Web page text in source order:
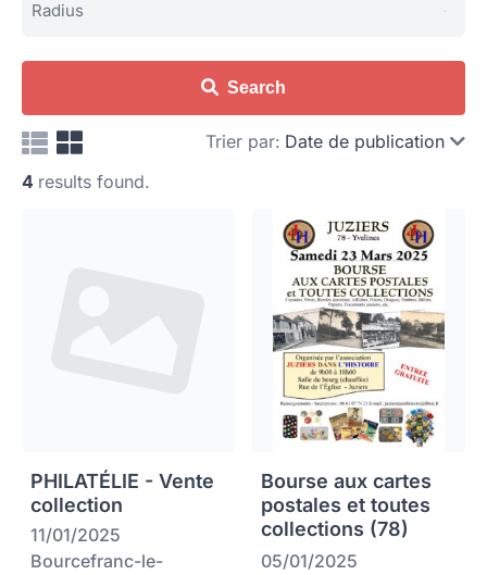
Search
Trier par: Date de publication
4 results found.
PHILATÉLIE - Vente
collection
11/01/2025
Bourcefranc-le-
Bourse aux cartes
postales et toutes
collections (78)
05/01/2025